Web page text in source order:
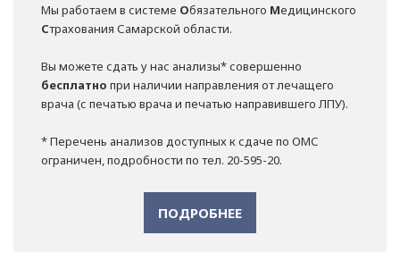
Мы работаем в системе Обязательного Медицинского
Страхования Самарской области.
Вы можете сдать у нас анализы* совершенно
бесплатно при наличии направления от лечащего
врача (с печатью врача и печатью направившего ЛПУ).
* Перечень анализов доступных к сдаче по ОМС
ограничен, подробности по тел. 20-595-20.
ПОДРОБНЕЕ